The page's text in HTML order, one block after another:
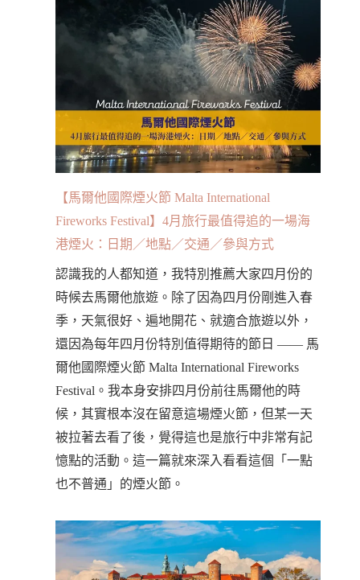
【馬爾他國際煙火節 Malta International
Fireworks Festival】4月旅行最值得追的一場海
港煙火：日期／地點／交通／參與方式
認識我的人都知道，我特別推薦大家四月份的
時候去馬爾他旅遊。除了因為四月份剛進入春
季，天氣很好、遍地開花、就適合旅遊以外，
還因為每年四月份特別值得期待的節日 —— 馬
爾他國際煙火節 Malta International Fireworks
Festival。我本身安排四月份前往馬爾他的時
候，其實根本沒在留意這場煙火節，但某一天
被拉著去看了後，覺得這也是旅行中非常有記
憶點的活動。這一篇就來深入看看這個「一點
也不普通」的煙火節。